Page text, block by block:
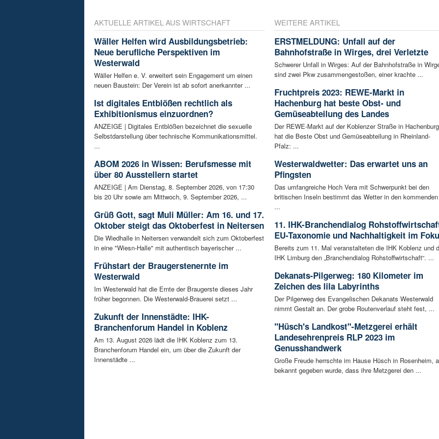
AKTUELLE ARTIKEL AUS WIRTSCHAFT
Wäller Helfen wird Ausbildungsbetrieb:
Neue berufliche Perspektiven im
Westerwald
Wäller Helfen e. V. erweitert sein Engagement um einen
neuen Baustein: Der Verein ist ab sofort anerkannter ...
Ist digitales Entblößen rechtlich als
Exhibitionismus einzuordnen?
ANZEIGE | Digitales Entblößen bezeichnet die sexuelle
Selbstdarstellung über technische Kommunikationsmittel.
...
ABOM 2026 in Wissen: Berufsmesse mit
über 80 Ausstellern startet
ANZEIGE | Am Dienstag, 8. September 2026, von 17:30
bis 20 Uhr sowie am Mittwoch, 9. September 2026, ...
Grüß Gott, sagt Muli Müller: Am 16. und 17.
Oktober steigt das Oktoberfest in Neitersen
Die Wiedhalle in Neitersen verwandelt sich zum Oktoberfest
in eine "Wiesn-Halle" mit authentisch bayerischer ...
Frühstart der Braugerstenernte im
Westerwald
Im Westerwald hat die Ernte der Braugerste dieses Jahr
früher begonnen. Die Westerwald-Brauerei setzt ...
Zukunft der Innenstädte: IHK-
Branchenforum Handel in Koblenz
Am 13. August 2026 lädt die IHK Koblenz zum 13.
Branchenforum Handel ein, um über die Zukunft der
Innenstädte ...
WEITERE ARTIKEL
ERSTMELDUNG: Unfall auf der
Bahnhofstraße in Wirges, drei Verletzte
Schwerer Unfall in Wirges: Auf der Bahnhofstraße in
sind zwei Pkw zusammengestoßen, einer krachte ...
Fruchtpreis 2023: REWE-Markt in
Hachenburg hat beste Obst- und
Gemüseabteilung des Landes
Der REWE-Markt auf der Koblenzer Straße in Hachenburg
hat die Beste Obst und Gemüseabteilung in Rheinland-
Pfalz: ...
Westerwaldwetter: Das erwartet uns an
Pfingsten
Das umfangreiche Hoch Vera mit Schwerpunkt bei den
britischen Inseln bestimmt das Wetter in den kommenden
...
11. IHK-Branchendialog
EU-Taxonomie und Nachhaltigkeit im
Bereits zum 11. Mal veranstalteten die IHK Koblenz und
IHK Limburg den „Branchendialog Rohstoffwirtschaft“. ...
Dekanats-Pilgerweg: 180 Kilometer im
Zeichen des lila Labyrinths
Der Pilgerweg des Evangelischen Dekanats Westerwald
nimmt Gestalt an. Der grobe Routenverlauf steht fest, ...
"Hüsch's Landkost"-Metzgerei erhält
Landesehrenpreis RLP 2023 im
Genusshandwerk
Große Freude herrschte im Hause Hüsch in Rosenheim,
bekannt gegeben wurde, dass ihre Metzgerei den ...